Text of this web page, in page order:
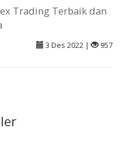
Trading Terbaik dan
3 Des 2022 | 957